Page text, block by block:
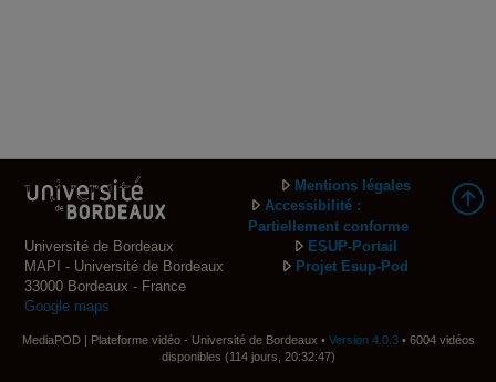
Université de Bordeaux
MAPI - Université de Bordeaux
33000 Bordeaux - France
Google maps
Mentions légales
Accessibilité :
Partiellement conforme
ESUP-Portail
Projet Esup-Pod
MediaPOD | Plateforme vidéo - Université de Bordeaux • Version 4.0.3• 6004 vidéos
disponibles (114 jours, 20:32:47)